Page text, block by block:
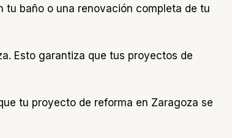
tu baño o una renovación completa de tu
Esto garantiza que tus proyectos de
tu proyecto de reforma en Zaragoza se